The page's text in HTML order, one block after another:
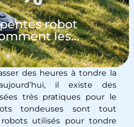
robot
les
perfection ?
des heures à tondre la
il existe des
très pratiques pour le
tondeuses sont tout
utilisés pour tondre